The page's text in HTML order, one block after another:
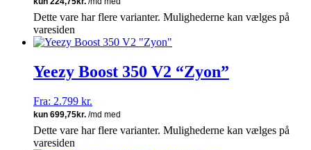
Dette vare har flere varianter. Mulighederne kan vælges på
varesiden
Yeezy Boost 350 V2 “Zyon”
Fra: 2.799 kr.
Dette vare har flere varianter. Mulighederne kan vælges på
varesiden